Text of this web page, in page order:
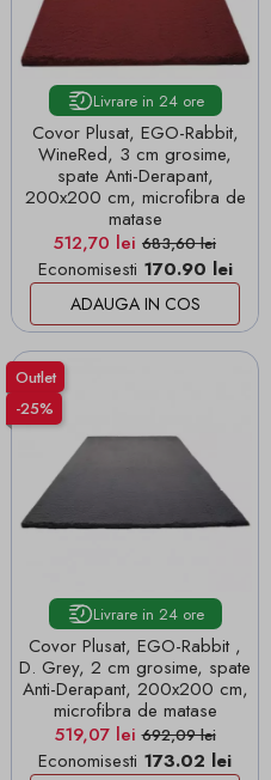
Livrare in 24 ore
Covor Plusat, EGO-Rabbit,
WineRed, 3 cm grosime,
spate Anti-Derapant,
200x200 cm, microfibra de
matase
Pret
512,70 lei Pret de baza
683,60 lei
Economisesti 170.90 lei
ADAUGA IN COS
Outlet
-25%
Livrare in 24 ore
Covor Plusat, EGO-Rabbit ,
D. Grey, 2 cm grosime, spate
Anti-Derapant, 200x200 cm,
microfibra de matase
Pret
519,07 leiPret de baza
692,09 lei
Economisesti 173.02 lei